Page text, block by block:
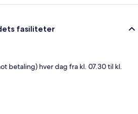
fasiliteter
betaling) hver dag fra kl. 07.30 til kl.